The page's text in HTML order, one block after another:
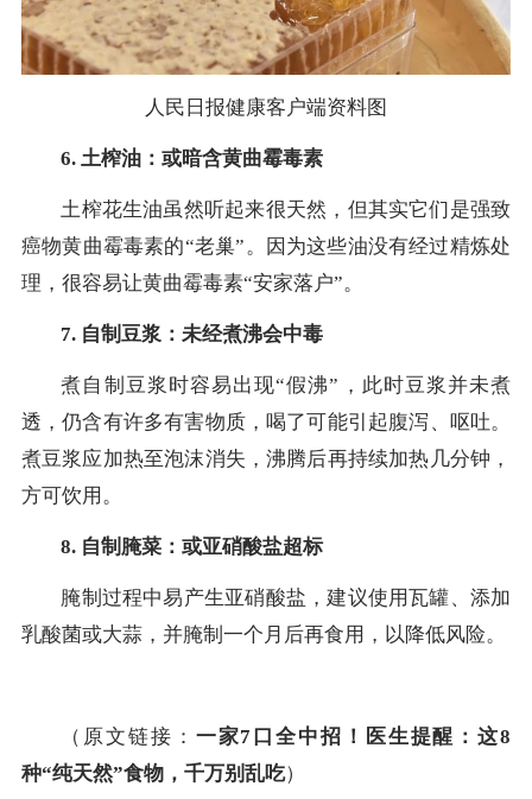
人民日报健康客户端资料图
6. 土榨油：或暗含黄曲霉毒素
土榨花生油虽然听起来很天然，但其实它们是强致
癌物黄曲霉毒素的“老巢”。因为这些油没有经过精炼处
理，很容易让黄曲霉毒素“安家落户”。
7. 自制豆浆：未经煮沸会中毒
煮自制豆浆时容易出现“假沸”，此时豆浆并未煮
透，仍含有许多有害物质，喝了可能引起腹泻、呕吐。
煮豆浆应加热至泡沫消失，沸腾后再持续加热几分钟，
方可饮用。
8. 自制腌菜：或亚硝酸盐超标
腌制过程中易产生亚硝酸盐，建议使用瓦罐、添加
乳酸菌或大蒜，并腌制一个月后再食用，以降低风险。
（原文链接： 一家7口全中招！医生提醒：这8
种“纯天然”食物，千万别乱吃）